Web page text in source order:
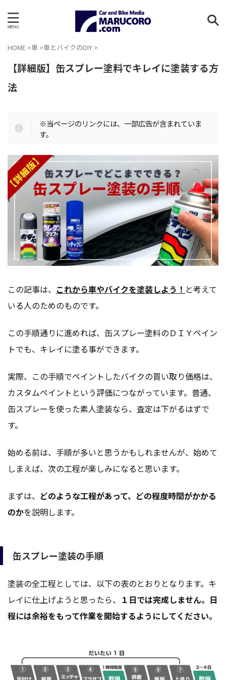
HOME >車 >車とバイクのDIY >
【詳細版】缶スプレー塗料でキレイに塗装する方
法
※当ページのリンクには、一部広告が含まれていま
す。
この記事は、 これから車やバイクを塗装しよう！ と考えて
いる人のためのものです。
この手順通りに進めれば、缶スプレー塗料のＤＩＹペイン
トでも、キレイに塗る事ができます。
実際、この手順でペイントしたバイクの買い取り価格は、
カスタムペイントという評価につながっています。普通、
缶スプレーを使った素人塗装なら、査定は下がるはずで
す。
始める前は、手順が多いと思うかもしれませんが、始めて
しまえば、次の工程が楽しみになると思います。
まずは、 どのような工程があって、どの程度時間がかかる
のかを説明します。
缶スプレー塗装の手順
塗装の全工程としては、以下の表のとおりとなります。キ
レイに仕上げようと思ったら、 １日では完成しません。日
程には余裕をもって作業を開始するようにしてください。